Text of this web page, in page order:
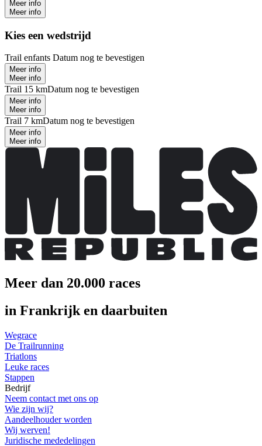
Meer info
Meer info
Kies een wedstrijd
Trail enfants Datum nog te bevestigen
Meer info
Meer info
Trail 15 kmDatum nog te bevestigen
Meer info
Meer info
Trail 7 kmDatum nog te bevestigen
Meer info
Meer info
Meer dan 20.000 races
in Frankrijk en daarbuiten
Wegrace
De Trailrunning
Triatlons
Leuke races
Stappen
Bedrijf
Neem contact met ons op
Wie zijn wij?
Aandeelhouder worden
Wij werven!
Juridische mededelingen